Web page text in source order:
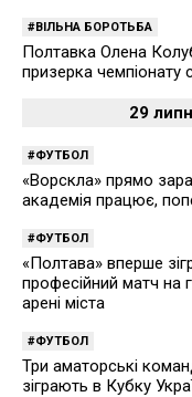
ВІЛЬНА БОРОТЬБА
Полтавка Олена
призерка чемпіонату
29
ФУТБОЛ
«Ворскла» прямо
академія працює,
ФУТБОЛ
«Полтава» вперше
професійний матч на
арені міста
ФУТБОЛ
Три аматорські
зіграють в Кубку